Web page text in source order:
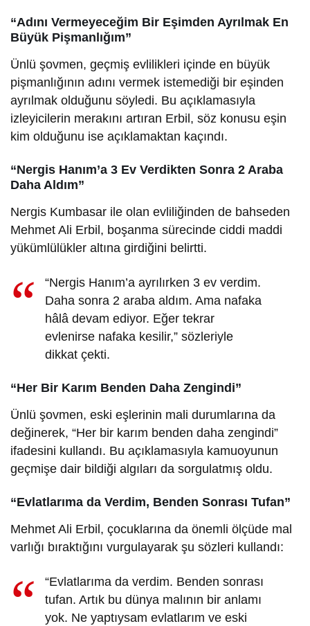
“Adını Vermeyeceğim Bir Eşimden Ayrılmak En
Büyük Pişmanlığım”
Ünlü şovmen, geçmiş evlilikleri içinde en büyük
pişmanlığının adını vermek istemediği bir eşinden
ayrılmak olduğunu söyledi. Bu açıklamasıyla
izleyicilerin merakını artıran Erbil, söz konusu eşin
kim olduğunu ise açıklamaktan kaçındı.
“Nergis Hanım’a 3 Ev Verdikten Sonra 2 Araba
Daha Aldım”
Nergis Kumbasar ile olan evliliğinden de bahseden
Mehmet Ali Erbil, boşanma sürecinde ciddi maddi
yükümlülükler altına girdiğini belirtti.
“Nergis Hanım’a ayrılırken 3 ev verdim.
Daha sonra 2 araba aldım. Ama nafaka
hâlâ devam ediyor. Eğer tekrar
evlenirse nafaka kesilir,” sözleriyle
dikkat çekti.
“Her Bir Karım Benden Daha Zengindi”
Ünlü şovmen, eski eşlerinin mali durumlarına da
değinerek, “Her bir karım benden daha zengindi”
ifadesini kullandı. Bu açıklamasıyla kamuoyunun
geçmişe dair bildiği algıları da sorgulatmış oldu.
“Evlatlarıma da Verdim, Benden Sonrası Tufan”
Mehmet Ali Erbil, çocuklarına da önemli ölçüde mal
varlığı bıraktığını vurgulayarak şu sözleri kullandı:
“Evlatlarıma da verdim. Benden sonrası
tufan. Artık bu dünya malının bir anlamı
yok. Ne yaptıysam evlatlarım ve eski